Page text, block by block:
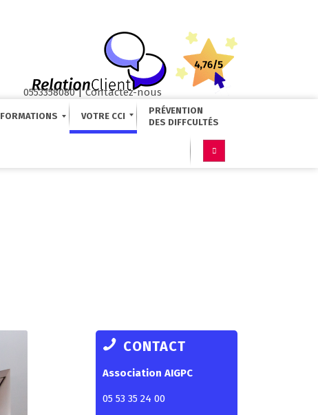
0553358080|Contactez-nous
FORMATIONS VOTRE CCI
PRÉVENTION
CONTACT
Association AIGPC
05 53 35 24 00